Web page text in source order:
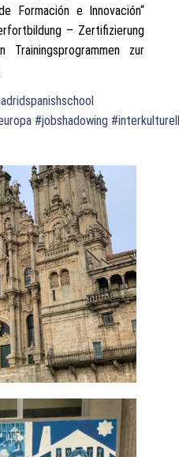
Formación e Innovación“
– Zertifizierung
Trainingsprogrammen zur
#jobshadowing